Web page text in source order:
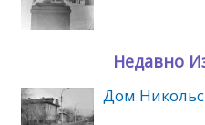
Недавно
Дом